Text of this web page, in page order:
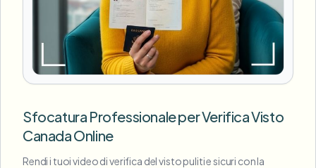
Sfocatura Professionale per Verifica Visto
Canada Online
Rendi i tuoi video di verifica del visto puliti e sicuri con la